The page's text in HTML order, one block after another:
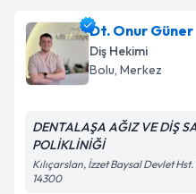
Dt. Onur Güner
Diş Hekimi
Bolu, Merkez
DENTALAŞA AĞIZ VE DİŞ
POLİKLİNİĞİ
Kılıçarslan, İzzet Baysal Devlet
14300